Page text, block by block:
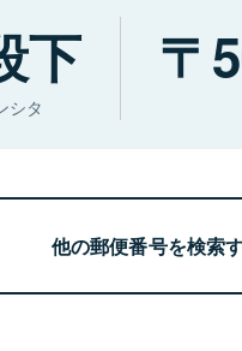
下
シタ
他の郵便番号を検索